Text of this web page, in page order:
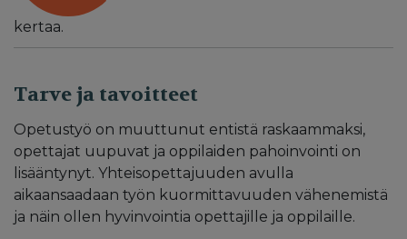
kertaa.
Tarve ja tavoitteet
Opetustyö on muuttunut entistä raskaammaksi,
opettajat uupuvat ja oppilaiden pahoinvointi on
lisääntynyt. Yhteisopettajuuden avulla
aikaansaadaan työn kuormittavuuden vähenemistä
ja näin ollen hyvinvointia opettajille ja oppilaille.